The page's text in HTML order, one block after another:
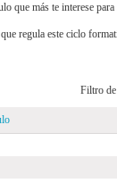
que más te interese
regula este ciclo
Filtro